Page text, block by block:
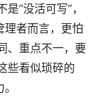
“没活可写”，
理者而言，更怕
、重点不一，要
些看似琐碎的